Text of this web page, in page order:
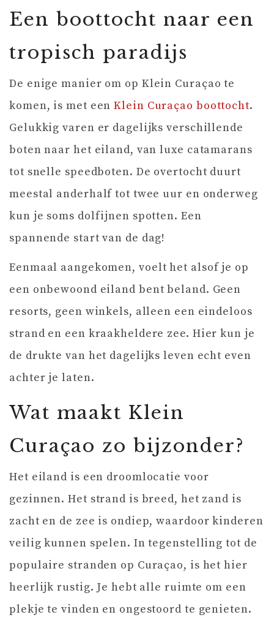
Een boottocht naar een
tropisch paradijs
De enige manier om op Klein Curaçao te
komen, is met eenKlein Curaçao boottocht.
Gelukkig varen er dagelijks verschillende
boten naar het eiland, van luxe catamarans
tot snelle speedboten. De overtocht duurt
meestal anderhalf tot twee uur en onderweg
kun je soms dolfijnen spotten. Een
spannende start van de dag!
Eenmaal aangekomen, voelt het alsof je op
een onbewoond eiland bent beland. Geen
resorts, geen winkels, alleen een eindeloos
strand en een kraakheldere zee. Hier kun je
de drukte van het dagelijks leven echt even
achter je laten.
Wat maakt Klein
Curaçao zo bijzonder?
Het eiland is een droomlocatie voor
gezinnen. Het strand is breed, het zand is
zacht en de zee is ondiep, waardoor kinderen
veilig kunnen spelen. In tegenstelling tot de
populaire stranden op Curaçao, is het hier
heerlijk rustig. Je hebt alle ruimte om een
plekje te vinden en ongestoord te genieten.